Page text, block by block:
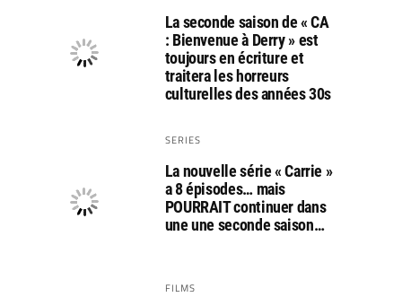
La seconde saison de « CA
: Bienvenue à Derry » est
toujours en écriture et
traitera les horreurs
culturelles des années 30s
SERIES
La nouvelle série « Carrie »
a 8 épisodes… mais
POURRAIT continuer dans
une une seconde saison…
FILMS